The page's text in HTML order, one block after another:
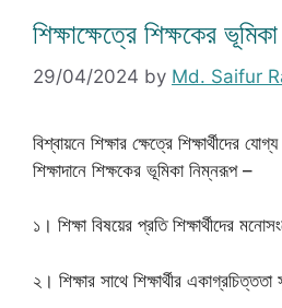
শিক্ষাক্ষেত্রে শিক্ষকের ভূমিকা
29/04/2024 by Md. Saifur
বিশ্বায়নে শিক্ষার ক্ষেত্রে শিক্ষার্থীদের
শিক্ষাদানে শিক্ষকের ভূমিকা নিম্নরূপ –
১। শিক্ষা বিষয়ের প্রতি শিক্ষার্থীদের
২। শিক্ষার সাথে শিক্ষার্থীর